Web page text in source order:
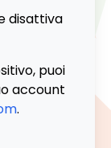
disattiva
puoi
account
.